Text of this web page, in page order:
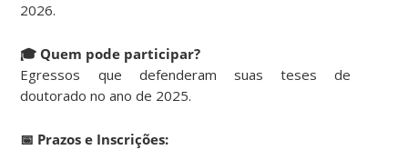
2026.
🎓 Quem pode participar?
Egressos que defenderam suas teses de
doutorado no ano de 2025.
📅 Prazos e Inscrições: